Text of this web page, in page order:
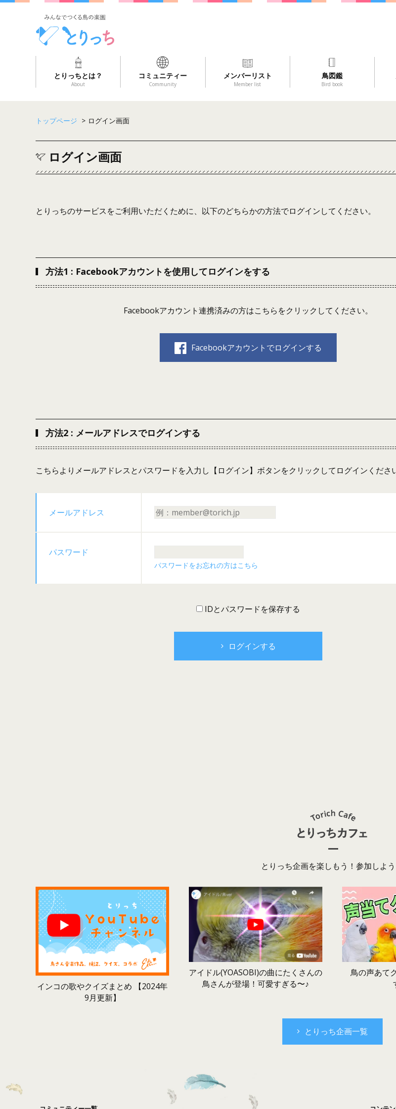
とりっちとは？
About
コミュニティー
Community
メンバーリスト
Member list
鳥図鑑
Bird book
トップページ > ログイン画面
ログイン画面
とりっちのサービスをご利用いただくために、以下のどちらかの方法でログインしてください。
方法1 : Facebookアカウントを使用してログインをする
Facebookアカウント連携済みの方はこちらをクリックしてください。
Facebookアカウントでログインする
方法2 : メールアドレスでログインする
こちらよりメールアドレスとパスワードを入力し【ログイン】ボタンをクリックしてログインくださ
メールアドレス
パスワード
パスワードをお忘れの方はこちら
IDとパスワードを保存する
ログインする
とりっち企画を楽しもう！参加しよう
インコの歌やクイズまとめ 【2024年
9月更新】
アイドル(YOASOBI)の曲にたくさんの
鳥さんが登場！可愛すぎる〜♪
鳥の声あて
とりっち企画一覧